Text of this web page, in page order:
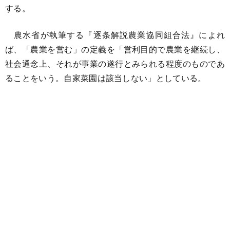
する。
農水省が執筆する『逐条解説農業協同組合法』によれ
ば、「農業を営む」の定義を「営利目的で農業を継続し、
社会通念上、それが事業の遂行とみられる程度のものであ
ることをいう。自家菜園は該当しない」としている。